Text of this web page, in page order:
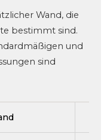
Wand, die
bestimmt sind.
und
sind